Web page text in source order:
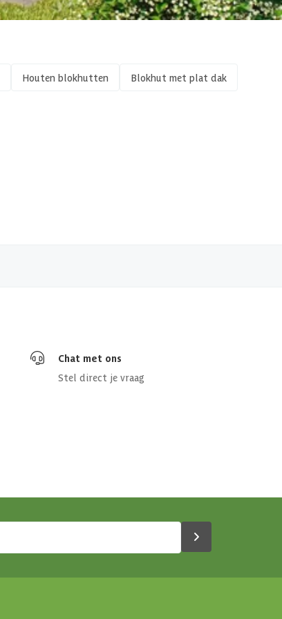
Houten blokhutten Blokhut met plat dak
Chat met ons
Stel direct je vraag